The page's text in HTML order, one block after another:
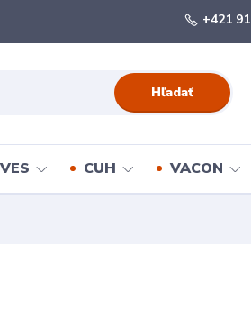
Hľadať
+421
CUH VACON